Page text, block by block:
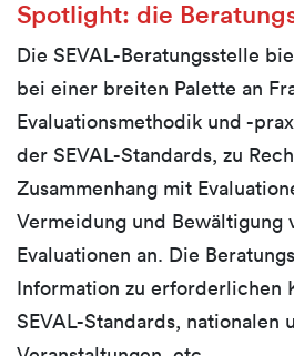
Spotlight: die
Die SEVAL-Beratungsstelle
bei einer breiten Palette an
Evaluationsmethodik und -
der SEVAL-Standards, zu
Zusammenhang mit
Vermeidung und Bewältigung
Evaluationen an. Die
Information zu erforderlichen
SEVAL-Standards, nationalen